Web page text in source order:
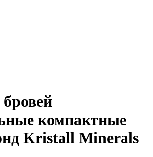
компактные
Kristall Minerals